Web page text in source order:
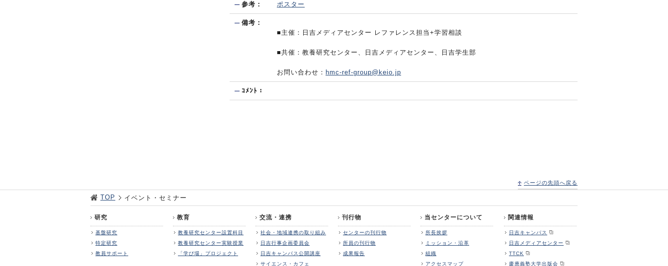
参考： ポスター
備考：
■主催：日吉メディアセンター レファレンス担当+学習相談
■共催：教養研究センター、日吉メディアセンター、日吉学生部
お問い合わせ： hmc-ref-group@keio.jp
ｺﾒﾝﾄ：
ページの先頭へ戻る
TOP イベント・セミナー
研究
基盤研究
特定研究
教員サポート
教育
教養研究センター設置科目
教養研究センター実験授業
「学び場」プロジェクト
交流・連携
社会・地域連携の取り組み
日吉行事企画委員会
日吉キャンパス公開講座
サイエンス・カフェ
刊行物
センターの刊行物
所員の刊行物
成果報告
当センターについて
所長挨拶
ミッション・沿革
組織
アクセスマップ
関連情報
日吉キャンパス
日吉メディアセンター
TTCK
慶應義塾大学出版会